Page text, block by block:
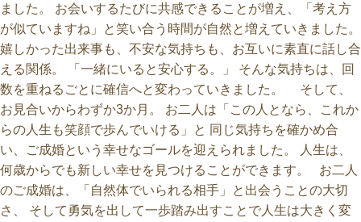
ました。 お会いするたびに共感できることが増え、「考え方
が似ていますね」と笑い合う時間が自然と増えていきました。
嬉しかった出来事も、不安な気持ちも、お互いに素直に話し合
える関係。 「一緒にいると安心する。」 そんな気持ちは、回
数を重ねるごとに確信へと変わっていきました。 そして、
お見合いからわずか3か月。 お二人は「この人となら、これか
らの人生も笑顔で歩んでいける」と 同じ気持ちを確かめ合
い、ご成婚という幸せなゴールを迎えられました。 人生は、
何歳からでも新しい幸せを見つけることができます。 お二人
のご成婚は、「自然体でいられる相手」と出会うことの大切
さ、 そして勇気を出して一歩踏み出すことで人生は大きく変